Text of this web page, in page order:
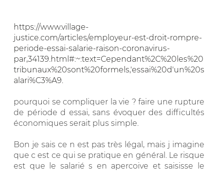
https://www.village-
justice.com/articles/employeur-est-droit-rompre-
periode-essai-salarie-raison-coronavirus-
par,34139.html#:~:text=Cependant%2C%20les%20
tribunaux%20sont%20formels,'essai%20d'un%20s
alari%C3%A9.
pourquoi se compliquer la vie ? faire une rupture
de période d essai, sans évoquer des difficultés
économiques serait plus simple.
Bon je sais ce n est pas très légal, mais j imagine
que c est ce qui se pratique en général. Le risque
est que le salarié s en apercoive et saisisse le